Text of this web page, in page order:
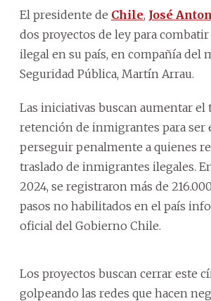
El presidente de Chile, José
dos proyectos de ley para
ilegal en su país, en compañía del
Seguridad Pública, Martín Arrau.
Las iniciativas buscan aumentar el
retención de inmigrantes para ser
perseguir penalmente a quienes
traslado de inmigrantes ilegales.
2024, se registraron más de
pasos no habilitados en el país
oficial del Gobierno Chile.
Los proyectos buscan cerrar este
golpeando las redes que hacen